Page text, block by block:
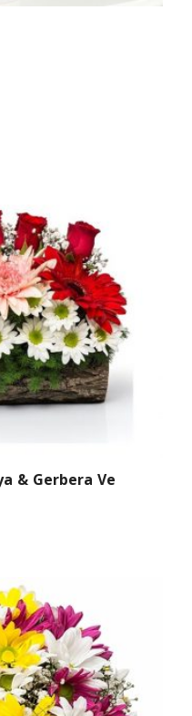
& Gerbera Ve